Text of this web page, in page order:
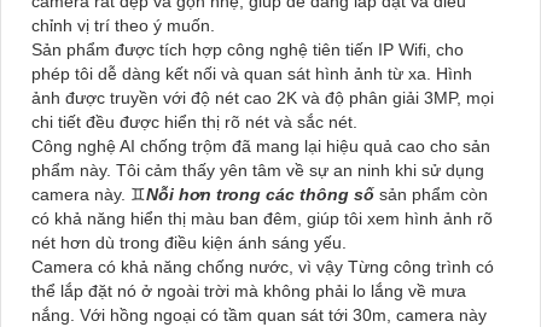
chỉnh vị trí theo ý muốn.
Sản phẩm được tích hợp công nghệ tiên tiến IP Wifi, cho
phép tôi dễ dàng kết nối và quan sát hình ảnh từ xa. Hình
ảnh được truyền với độ nét cao 2K và độ phân giải 3MP, mọi
chi tiết đều được hiển thị rõ nét và sắc nét.
Công nghệ AI chống trộm đã mang lại hiệu quả cao cho sản
phẩm này. Tôi cảm thấy yên tâm về sự an ninh khi sử dụng
camera này. ♊Nỗi hơn trong các thông số sản phẩm còn
có khả năng hiển thị màu ban đêm, giúp tôi xem hình ảnh rõ
nét hơn dù trong điều kiện ánh sáng yếu.
Camera có khả năng chống nước, vì vậy Từng công trình có
thể lắp đặt nó ở ngoài trời mà không phải lo lắng về mưa
nắng. Với hồng ngoại có tầm quan sát tới 30m, camera này